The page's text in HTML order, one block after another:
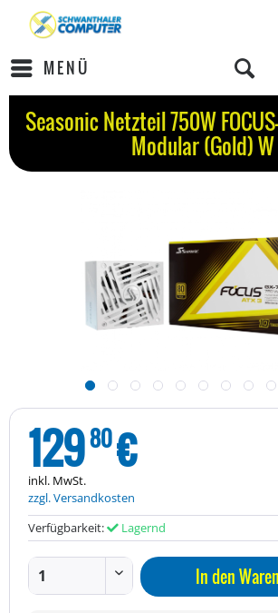
MENÜ
Seasonic Netzteil 750W
Modular (Gold) W
12980€
inkl. MwSt.
zzgl. Versandkosten
Verfügbarkeit:
Lagernd
In den